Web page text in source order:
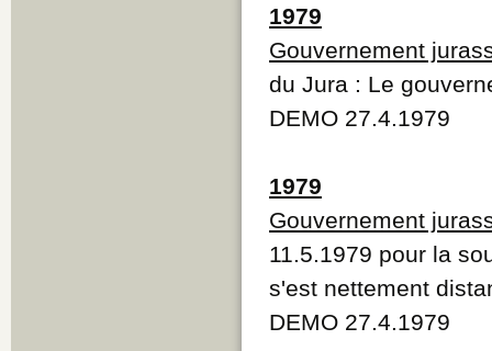
1979
Gouvernement
du Jura : Le
DEMO 27.4.1979
1979
Gouvernement
11.5.1979 pour la
s'est nettement
DEMO 27.4.1979